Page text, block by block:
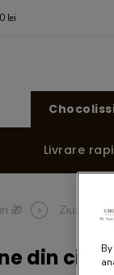
lei
Livrare
🎁 Ziua
din